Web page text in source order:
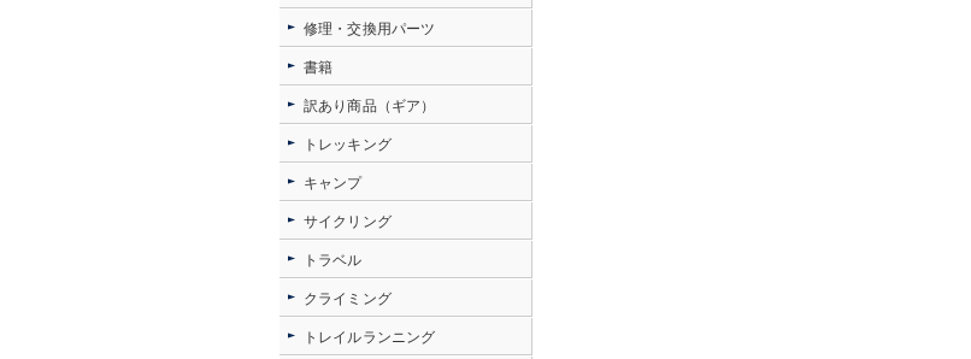
修理・交換用パーツ
書籍
訳あり商品（ギア）
トレッキング
キャンプ
サイクリング
トラベル
クライミング
トレイルランニング